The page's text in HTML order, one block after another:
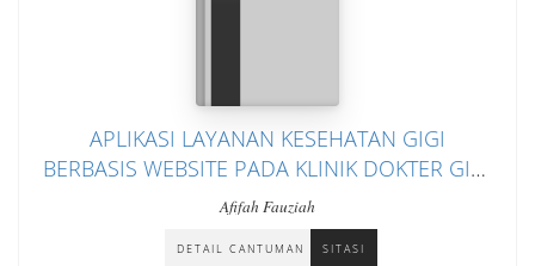
APLIKASI LAYANAN KESEHATAN GIGI
BERBASIS WEBSITE PADA KLINIK DOKTER GIGI
TOOTH ART KOTA MALANG
Afifah Fauziah
DETAIL CANTUMAN SITASI